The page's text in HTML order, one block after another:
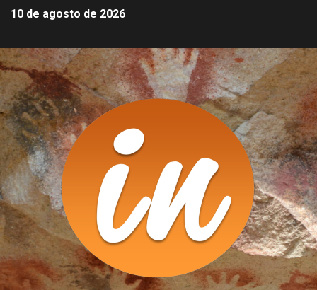
10 de agosto de 2026